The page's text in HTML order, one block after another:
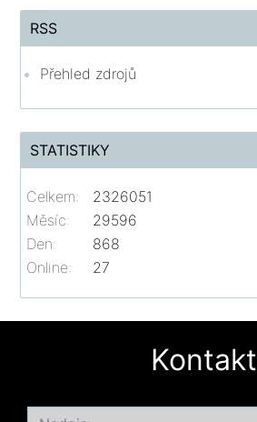
RSS
Přehled zdrojů
STATISTIKY
Online: 27
Celkem:
2326051
Měsíc:
29596
Den:
868
Kontakt